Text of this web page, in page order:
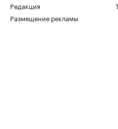
Редакция
Размещение рекламы